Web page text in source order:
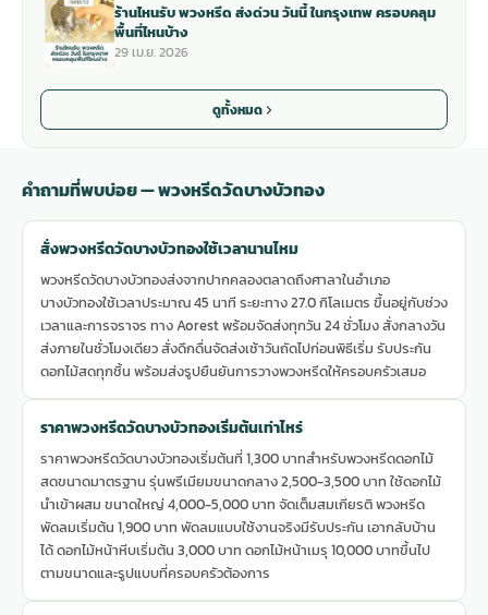
ร้านไหนรับ พวงหรีด ส่งด่วน วันนี้ ในกรุงเทพ ครอบคลุม
พื้นที่ไหนบ้าง
29 เม.ย. 2026
ดูทั้งหมด
คำถามที่พบบ่อย — พวงหรีดวัดบางบัวทอง
สั่งพวงหรีดวัดบางบัวทองใช้เวลานานไหม
พวงหรีดวัดบางบัวทองส่งจากปากคลองตลาดถึงศาลาในอำเภอ
บางบัวทองใช้เวลาประมาณ 45 นาที ระยะทาง 27.0 กิโลเมตร ขึ้นอยู่กับช่วง
เวลาและการจราจร ทาง Aorest พร้อมจัดส่งทุกวัน 24 ชั่วโมง สั่งกลางวัน
ส่งภายในชั่วโมงเดียว สั่งดึกดื่นจัดส่งเช้าวันถัดไปก่อนพิธีเริ่ม รับประกัน
ดอกไม้สดทุกชิ้น พร้อมส่งรูปยืนยันการวางพวงหรีดให้ครอบครัวเสมอ
ราคาพวงหรีดวัดบางบัวทองเริ่มต้นเท่าไหร่
ราคาพวงหรีดวัดบางบัวทองเริ่มต้นที่ 1,300 บาทสำหรับพวงหรีดดอกไม้
สดขนาดมาตรฐาน รุ่นพรีเมียมขนาดกลาง 2,500-3,500 บาท ใช้ดอกไม้
นำเข้าผสม ขนาดใหญ่ 4,000-5,000 บาท จัดเต็มสมเกียรติ พวงหรีด
พัดลมเริ่มต้น 1,900 บาท พัดลมแบบใช้งานจริงมีรับประกัน เอากลับบ้าน
ได้ ดอกไม้หน้าหีบเริ่มต้น 3,000 บาท ดอกไม้หน้าเมรุ 10,000 บาทขึ้นไป
ตามขนาดและรูปแบบที่ครอบครัวต้องการ